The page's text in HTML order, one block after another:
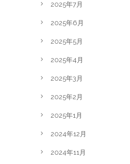
2025年7月
2025年6月
2025年5月
2025年4月
2025年3月
2025年2月
2025年1月
2024年12月
2024年11月